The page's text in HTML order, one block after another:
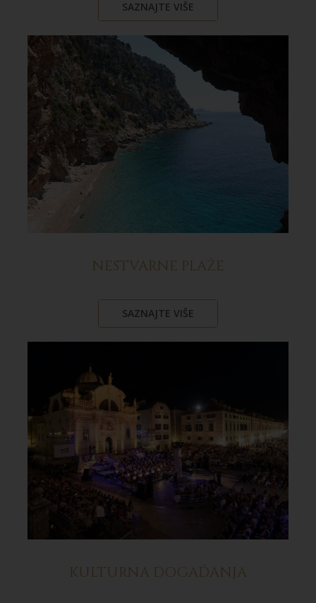
SAZNAJTE VIŠE
NESTVARNE PLAŽE
SAZNAJTE VIŠE
KULTURNA DOGAĐANJA